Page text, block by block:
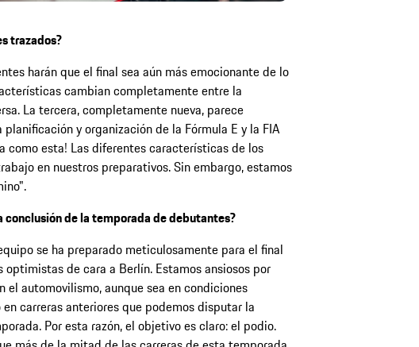
trazados?
harán que el final sea aún más emocionante de lo
cambian completamente entre la
La tercera, completamente nueva, parece
y organización de la Fórmula E y la FIA
como esta! Las diferentes características de los
en nuestros preparativos. Sin embargo, estamos
conclusión de la temporada de debutantes?
se ha preparado meticulosamente para el final
de cara a Berlín. Estamos ansiosos por
el automovilismo, aunque sea en condiciones
carreras anteriores que podemos disputar la
Por esta razón, el objetivo es claro: el podio.